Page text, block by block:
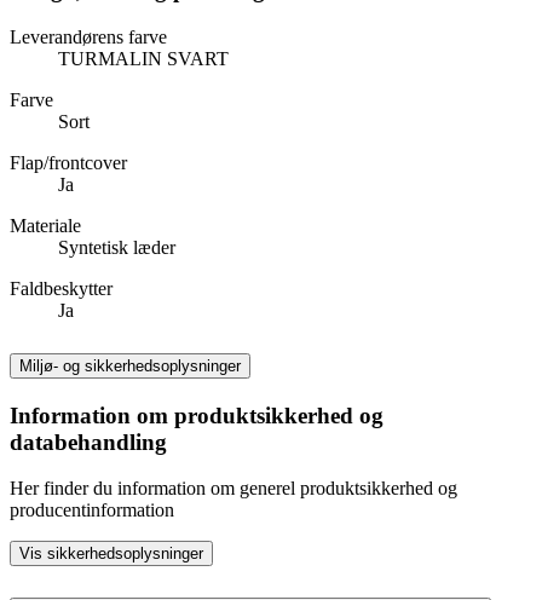
Leverandørens farve
TURMALIN SVART
Farve
Sort
Flap/frontcover
Ja
Materiale
Syntetisk læder
Faldbeskytter
Ja
Miljø- og sikkerhedsoplysninger
Information om produktsikkerhed og
databehandling
Her finder du information om generel produktsikkerhed og
producentinformation
Vis sikkerhedsoplysninger